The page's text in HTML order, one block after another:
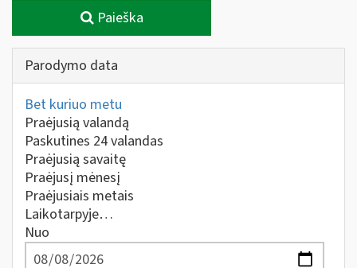
Paieška
Parodymo data
Bet kuriuo metu
Praėjusią valandą
Paskutines 24 valandas
Praėjusią savaitę
Praėjusį mėnesį
Praėjusiais metais
Laikotarpyje…
Nuo